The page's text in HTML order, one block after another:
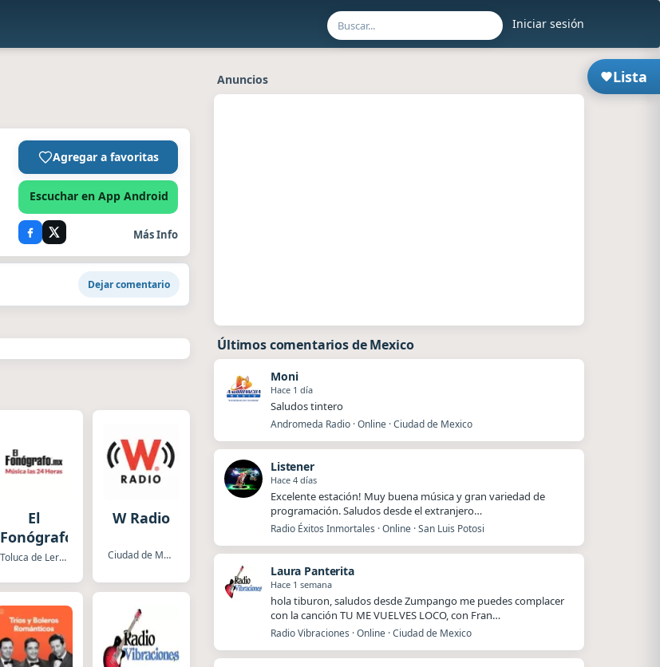
Iniciar sesión
Lista
Agregar a favoritas
Escuchar en App Android
Más Info
Dejar comentario
El
Fonógrafo
Toluca de Lerdo
W Radio
Ciudad de Mexico
Anuncios
Últimos comentarios de Mexico
Moni
Hace 1 día
Saludos tintero
Andromeda Radio · Online · Ciudad de Mexico
Listener
Hace 4 días
Excelente estación! Muy buena música y gran variedad de
programación. Saludos desde el extranjero…
Radio Éxitos Inmortales · Online · San Luis Potosi
Laura Panterita
Hace 1 semana
hola tiburon, saludos desde Zumpango me puedes complacer
con la canción TU ME VUELVES LOCO, con Fran…
Radio Vibraciones · Online · Ciudad de Mexico